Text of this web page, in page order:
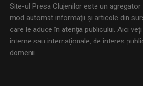
Site-ul Presa Clujenilor este un
mod automat informaţii şi articole din
care le aduce în atenţia publicului. Aici
interne sau internaţionale, de interes
domenii.